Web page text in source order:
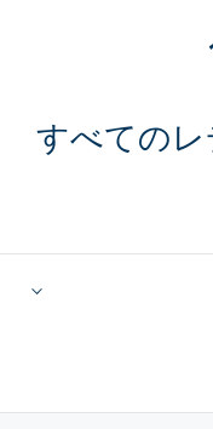
すべての